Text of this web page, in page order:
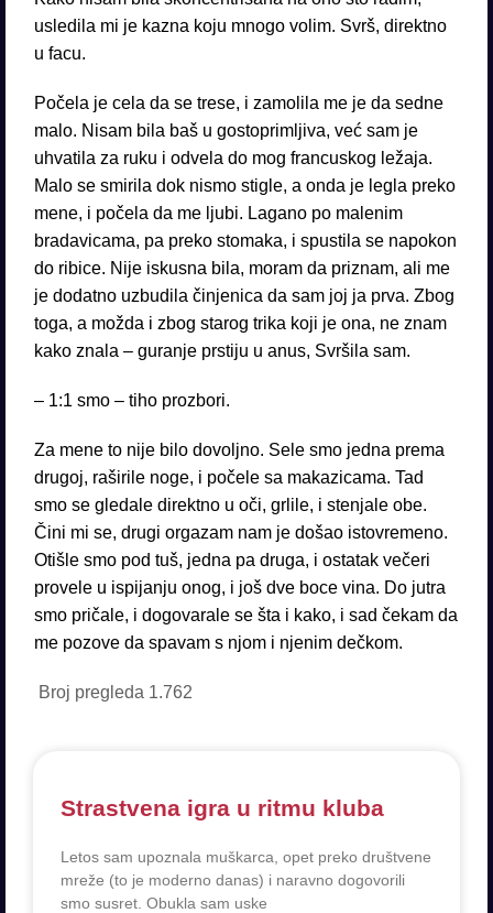
usledila mi je kazna koju mnogo volim. Svrš, direktno
u facu.
Počela je cela da se trese, i zamolila me je da sedne
malo. Nisam bila baš u gostoprimljiva, već sam je
uhvatila za ruku i odvela do mog francuskog ležaja.
Malo se smirila dok nismo stigle, a onda je legla preko
mene, i počela da me ljubi. Lagano po malenim
bradavicama, pa preko stomaka, i spustila se napokon
do ribice. Nije iskusna bila, moram da priznam, ali me
je dodatno uzbudila činjenica da sam joj ja prva. Zbog
toga, a možda i zbog starog trika koji je ona, ne znam
kako znala – guranje prstiju u anus, Svršila sam.
– 1:1 smo – tiho prozbori.
Za mene to nije bilo dovoljno. Sele smo jedna prema
drugoj, raširile noge, i počele sa makazicama. Tad
smo se gledale direktno u oči, grlile, i stenjale obe.
Čini mi se, drugi orgazam nam je došao istovremeno.
Otišle smo pod tuš, jedna pa druga, i ostatak večeri
provele u ispijanju onog, i još dve boce vina. Do jutra
smo pričale, i dogovarale se šta i kako, i sad čekam da
me pozove da spavam s njom i njenim dečkom.
Broj pregleda 1.762
Strastvena igra u ritmu kluba
Letos sam upoznala muškarca, opet preko društvene
mreže (to je moderno danas) i naravno dogovorili
smo susret. Obukla sam uske